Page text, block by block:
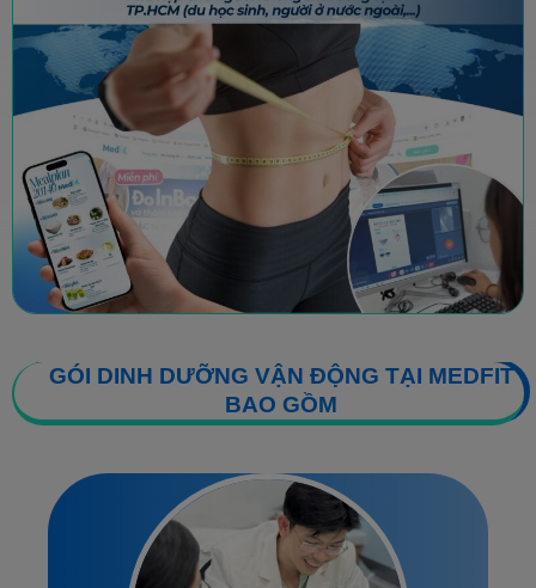
GÓI DINH DƯỠNG VẬN ĐỘNG TẠI MEDFIT
BAO GỒM